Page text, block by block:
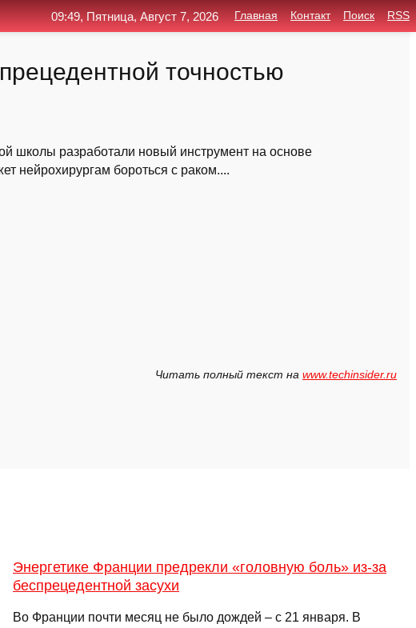
точностью
школы разработали новый инструмент на основе
нейрохирургам бороться с раком....
Читать полный текст на www.techinsider.ru
Энергетике Франции предрекли «головную боль» из-за
беспрецедентной засухи
Во Франции почти месяц не было дождей – с 21 января. В
09:49, Пятница, Август 7, 2026 Главная Контакт Поиск RSS